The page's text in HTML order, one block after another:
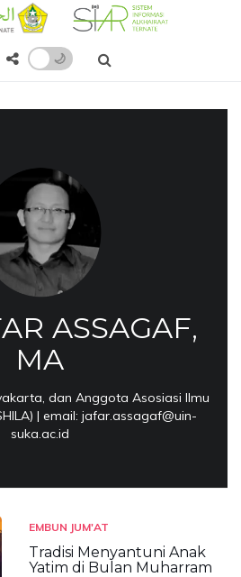
🌙
ASSAGAF,
MA
dan Anggota Asosiasi Ilmu
| email: jafar.assagaf@uin-
suka.ac.id
EMBUN JUM'AT
Tradisi Menyantuni Anak
Yatim di Bulan Muharram